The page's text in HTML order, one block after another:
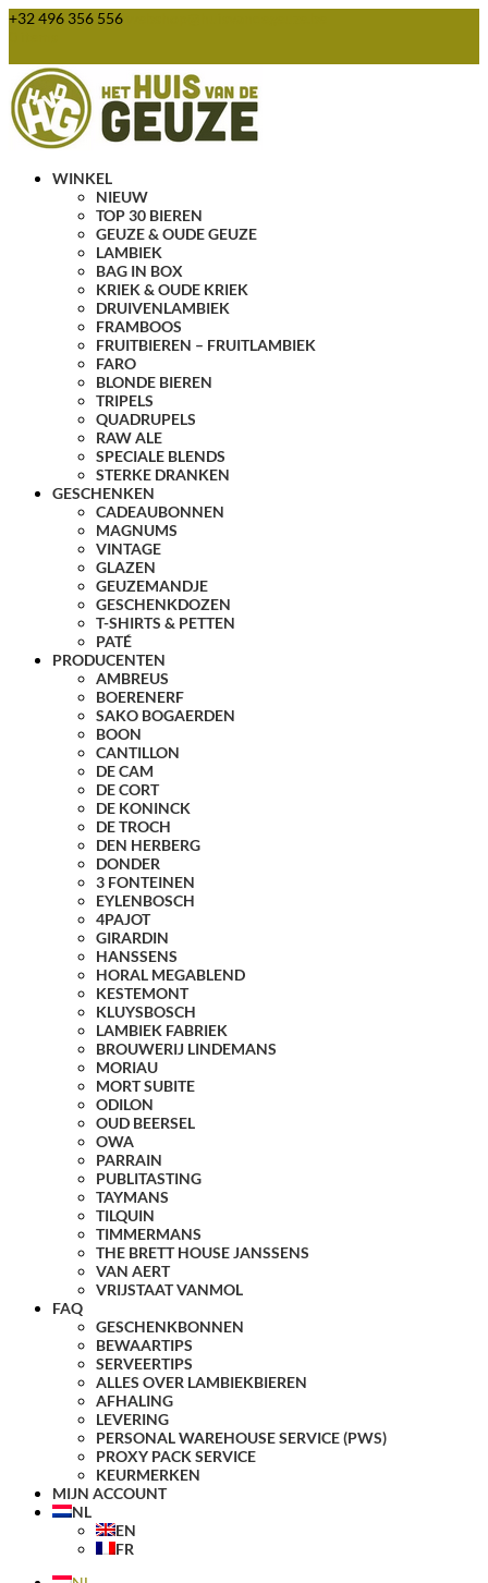
+32 496 356 556
WINKEL
NIEUW
TOP 30 BIEREN
GEUZE & OUDE GEUZE
LAMBIEK
BAG IN BOX
KRIEK & OUDE KRIEK
DRUIVENLAMBIEK
FRAMBOOS
FRUITBIEREN – FRUITLAMBIEK
FARO
BLONDE BIEREN
TRIPELS
QUADRUPELS
RAW ALE
SPECIALE BLENDS
STERKE DRANKEN
GESCHENKEN
CADEAUBONNEN
MAGNUMS
VINTAGE
GLAZEN
GEUZEMANDJE
GESCHENKDOZEN
T-SHIRTS & PETTEN
PATÉ
PRODUCENTEN
AMBREUS
BOERENERF
SAKO BOGAERDEN
BOON
CANTILLON
DE CAM
DE CORT
DE KONINCK
DE TROCH
DEN HERBERG
DONDER
3 FONTEINEN
EYLENBOSCH
4PAJOT
GIRARDIN
HANSSENS
HORAL MEGABLEND
KESTEMONT
KLUYSBOSCH
LAMBIEK FABRIEK
BROUWERIJ LINDEMANS
MORIAU
MORT SUBITE
ODILON
OUD BEERSEL
OWA
PARRAIN
PUBLITASTING
TAYMANS
TILQUIN
TIMMERMANS
THE BRETT HOUSE JANSSENS
VAN AERT
VRIJSTAAT VANMOL
FAQ
GESCHENKBONNEN
BEWAARTIPS
SERVEERTIPS
ALLES OVER LAMBIEKBIEREN
AFHALING
LEVERING
PERSONAL WAREHOUSE SERVICE (PWS)
PROXY PACK SERVICE
KEURMERKEN
MIJN ACCOUNT
NL
EN
FR